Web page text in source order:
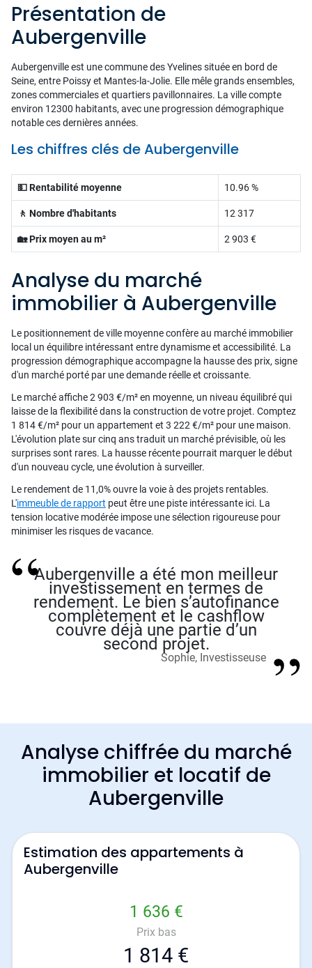
Présentation de
Aubergenville
Aubergenville est une commune des Yvelines située en bord de
Seine, entre Poissy et Mantes-la-Jolie. Elle mêle grands ensembles,
zones commerciales et quartiers pavillonnaires. La ville compte
environ 12300 habitants, avec une progression démographique
notable ces dernières années.
Les chiffres clés de Aubergenville
💵 Rentabilité moyenne 10.96 %
🚶 Nombre d'habitants 12 317
🏡 Prix moyen au m² 2 903 €
Analyse du marché
immobilier à Aubergenville
Le positionnement de ville moyenne confère au marché immobilier
local un équilibre intéressant entre dynamisme et accessibilité. La
progression démographique accompagne la hausse des prix, signe
d'un marché porté par une demande réelle et croissante.
Le marché affiche 2 903 €/m² en moyenne, un niveau équilibré qui
laisse de la flexibilité dans la construction de votre projet. Comptez
1 814 €/m² pour un appartement et 3 222 €/m² pour une maison.
L'évolution plate sur cinq ans traduit un marché prévisible, où les
surprises sont rares. La hausse récente pourrait marquer le début
d'un nouveau cycle, une évolution à surveiller.
Le rendement de 11,0% ouvre la voie à des projets rentables.
L'immeuble de rapport peut être une piste intéressante ici. La
tension locative modérée impose une sélection rigoureuse pour
minimiser les risques de vacance.
Aubergenville a été mon meilleur
investissement en termes de
rendement. Le bien s’autofinance
complètement et le cashflow
couvre déjà une partie d’un
second projet.
Sophie, Investisseuse
Analyse chiffrée du marché
immobilier et locatif de
Aubergenville
Estimation des appartements à
Aubergenville
1 636 €
Prix bas
1 814 €